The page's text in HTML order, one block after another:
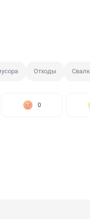
Отходы
0